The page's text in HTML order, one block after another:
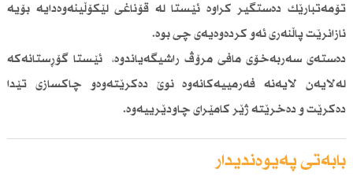
تۆمەتبارێك دەستگیر كراوە ئێستا لە قۆناغی لێكۆڵینەوەدایە بۆیە
نازانرێت پاڵنەری ئەو كردەوەیەی چی بوە.
دەستەی سەربەخۆی مافی مرۆڤ راشیگەیاندوە، ئێستا گۆڕستانەكە
لەلایەن لایەنە فەرمییەكانەوە نوێ دەكرێتەوەو چاكسازی تێدا
دەكرێت و دەخرێتە ژێر كامێرای چاودێرییەوە.
بابەتی پەیوەندیدار